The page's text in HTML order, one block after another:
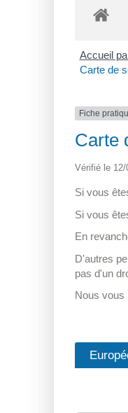
Accueil
Carte de
Fiche
Carte
Vérifié le
Si vous
Si vous
En
D'autres
pas d'un
Nous vous